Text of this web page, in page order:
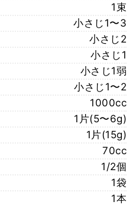
1束
小さじ1〜3
小さじ2
小さじ1
小さじ1弱
小さじ1〜2
1000cc
1片(5〜6g)
1片(15g)
70cc
1/2個
1袋
1本